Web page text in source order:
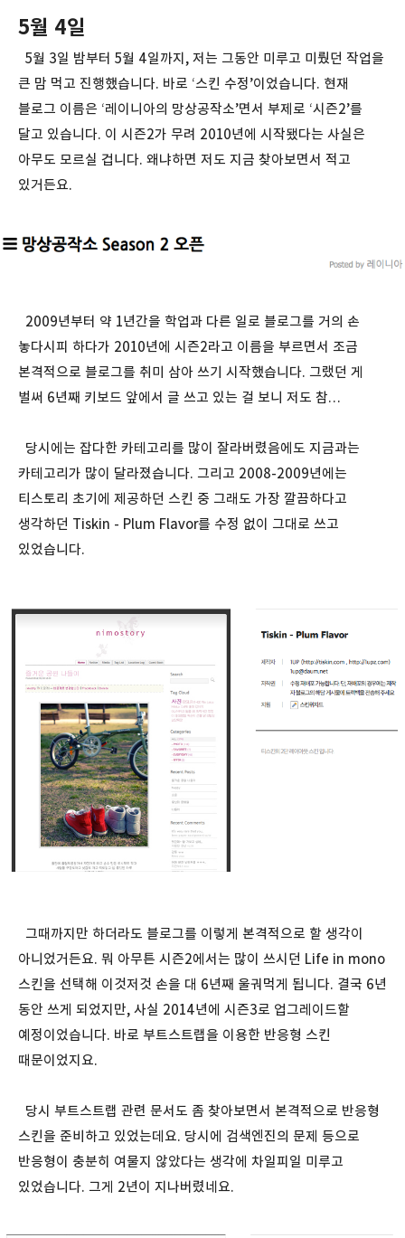
5월 4일
5월 3일 밤부터 5월 4일까지, 저는 그동안 미루고 미뤘던 작업을
큰 맘 먹고 진행했습니다. 바로 ‘스킨 수정’이었습니다. 현재
블로그 이름은 ‘레이니아의 망상공작소’면서 부제로 ‘시즌2’를
달고 있습니다. 이 시즌2가 무려 2010년에 시작됐다는 사실은
아무도 모르실 겁니다. 왜냐하면 저도 지금 찾아보면서 적고
있거든요.
2009년부터 약 1년간을 학업과 다른 일로 블로그를 거의 손
놓다시피 하다가 2010년에 시즌2라고 이름을 부르면서 조금
본격적으로 블로그를 취미 삼아 쓰기 시작했습니다. 그랬던 게
벌써 6년째 키보드 앞에서 글 쓰고 있는 걸 보니 저도 참…
당시에는 잡다한 카테고리를 많이 잘라버렸음에도 지금과는
카테고리가 많이 달라졌습니다. 그리고 2008-2009년에는
티스토리 초기에 제공하던 스킨 중 그래도 가장 깔끔하다고
생각하던 Tiskin - Plum Flavor를 수정 없이 그대로 쓰고
있었습니다.
그때까지만 하더라도 블로그를 이렇게 본격적으로 할 생각이
아니었거든요. 뭐 아무튼 시즌2에서는 많이 쓰시던 Life in mono
스킨을 선택해 이것저것 손을 대 6년째 울궈먹게 됩니다. 결국 6년
동안 쓰게 되었지만, 사실 2014년에 시즌3로 업그레이드할
예정이었습니다. 바로 부트스트랩을 이용한 반응형 스킨
때문이었지요.
당시 부트스트랩 관련 문서도 좀 찾아보면서 본격적으로 반응형
스킨을 준비하고 있었는데요. 당시에 검색엔진의 문제 등으로
반응형이 충분히 여물지 않았다는 생각에 차일피일 미루고
있었습니다. 그게 2년이 지나버렸네요.